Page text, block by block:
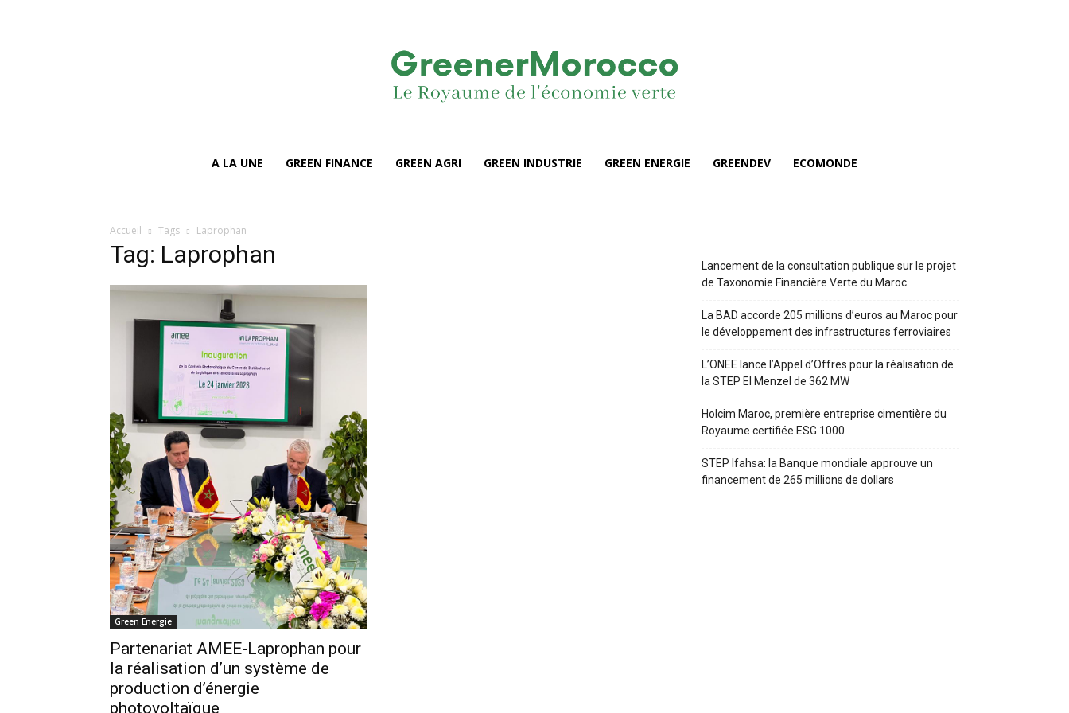
A LA UNE GREEN FINANCE GREEN AGRI GREEN INDUSTRIE GREEN ENERGIE GREENDEV ECOMONDE
Accueil Tags Laprophan
Tag: Laprophan
Green Energie
Partenariat AMEE-Laprophan pour
la réalisation d’un système de
production d’énergie
photovoltaïque
Lancement de la consultation publique sur le projet
de Taxonomie Financière Verte du Maroc
La BAD accorde 205 millions d’euros au Maroc pour
le développement des infrastructures ferroviaires
L’ONEE lance l’Appel d’Offres pour la réalisation de
la STEP El Menzel de 362 MW
Holcim Maroc, première entreprise cimentière du
Royaume certifiée ESG 1000
STEP Ifahsa: la Banque mondiale approuve un
financement de 265 millions de dollars